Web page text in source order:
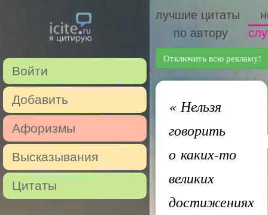
Войти
Добавить
Афоризмы
Высказывания
Цитаты
лучшие цитаты
по автору
Отключить всю рекламу!
«Нельзя
говорить
о каких-то
великих
достижениях